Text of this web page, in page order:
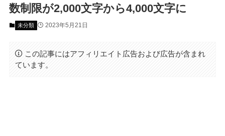
数制限が2,000文字から4,000文字に
未分類 2023年5月21日
この記事にはアフィリエイト広告および広告が含まれ
ています。